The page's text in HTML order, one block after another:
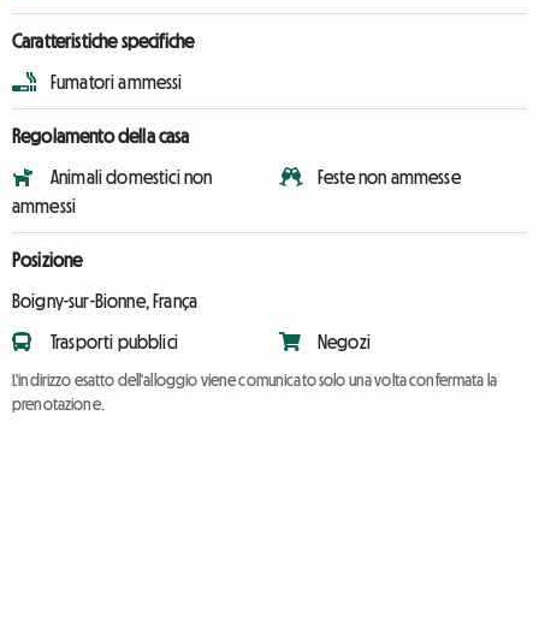
Caratteristiche specifiche
Fumatori ammessi
Regolamento della casa
Animali domestici non
ammessi
Feste non ammesse
Posizione
Boigny-sur-Bionne, França
Trasporti pubblici Negozi
L'indirizzo esatto dell'alloggio viene comunicato solo una volta confermata la
prenotazione.